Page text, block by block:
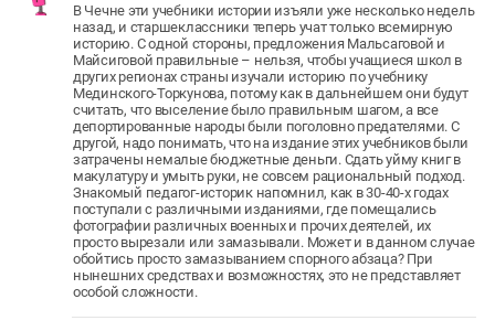
В Чечне эти учебники истории изъяли уже несколько недель
назад, и старшеклассники теперь учат только всемирную
историю. С одной стороны, предложения Мальсаговой и
Майсиговой правильные – нельзя, чтобы учащиеся школ в
других регионах страны изучали историю по учебнику
Мединского-Торкунова, потому как в дальнейшем они будут
считать, что выселение было правильным шагом, а все
депортированные народы были поголовно предателями. С
другой, надо понимать, что на издание этих учебников были
затрачены немалые бюджетные деньги. Сдать уйму книг в
макулатуру и умыть руки, не совсем рациональный подход.
Знакомый педагог-историк напомнил, как в 30-40-х годах
поступали с различными изданиями, где помещались
фотографии различных военных и прочих деятелей, их
просто вырезали или замазывали. Может и в данном случае
обойтись просто замазыванием спорного абзаца? При
нынешних средствах и возможностях, это не представляет
особой сложности.